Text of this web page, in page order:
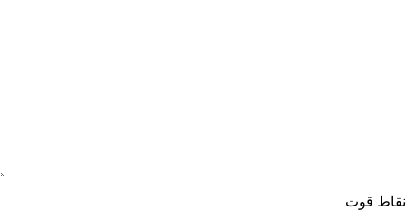
نقاط قوت